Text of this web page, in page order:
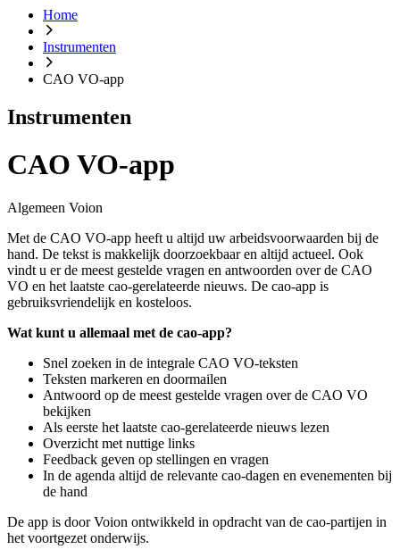
Home
Instrumenten
CAO VO-app
Instrumenten
CAO VO-app
Algemeen Voion
Met de CAO VO-app heeft u altijd uw arbeidsvoorwaarden bij de
hand. De tekst is makkelijk doorzoekbaar en altijd actueel. Ook
vindt u er de meest gestelde vragen en antwoorden over de CAO
VO en het laatste cao-gerelateerde nieuws. De cao-app is
gebruiksvriendelijk en kosteloos.
Wat kunt u allemaal met de cao-app?
Snel zoeken in de integrale CAO VO-teksten
Teksten markeren en doormailen
Antwoord op de meest gestelde vragen over de CAO VO
bekijken
Als eerste het laatste cao-gerelateerde nieuws lezen
Overzicht met nuttige links
Feedback geven op stellingen en vragen
In de agenda altijd de relevante cao-dagen en evenementen bij
de hand
De app is door Voion ontwikkeld in opdracht van de cao-partijen in
het voortgezet onderwijs.